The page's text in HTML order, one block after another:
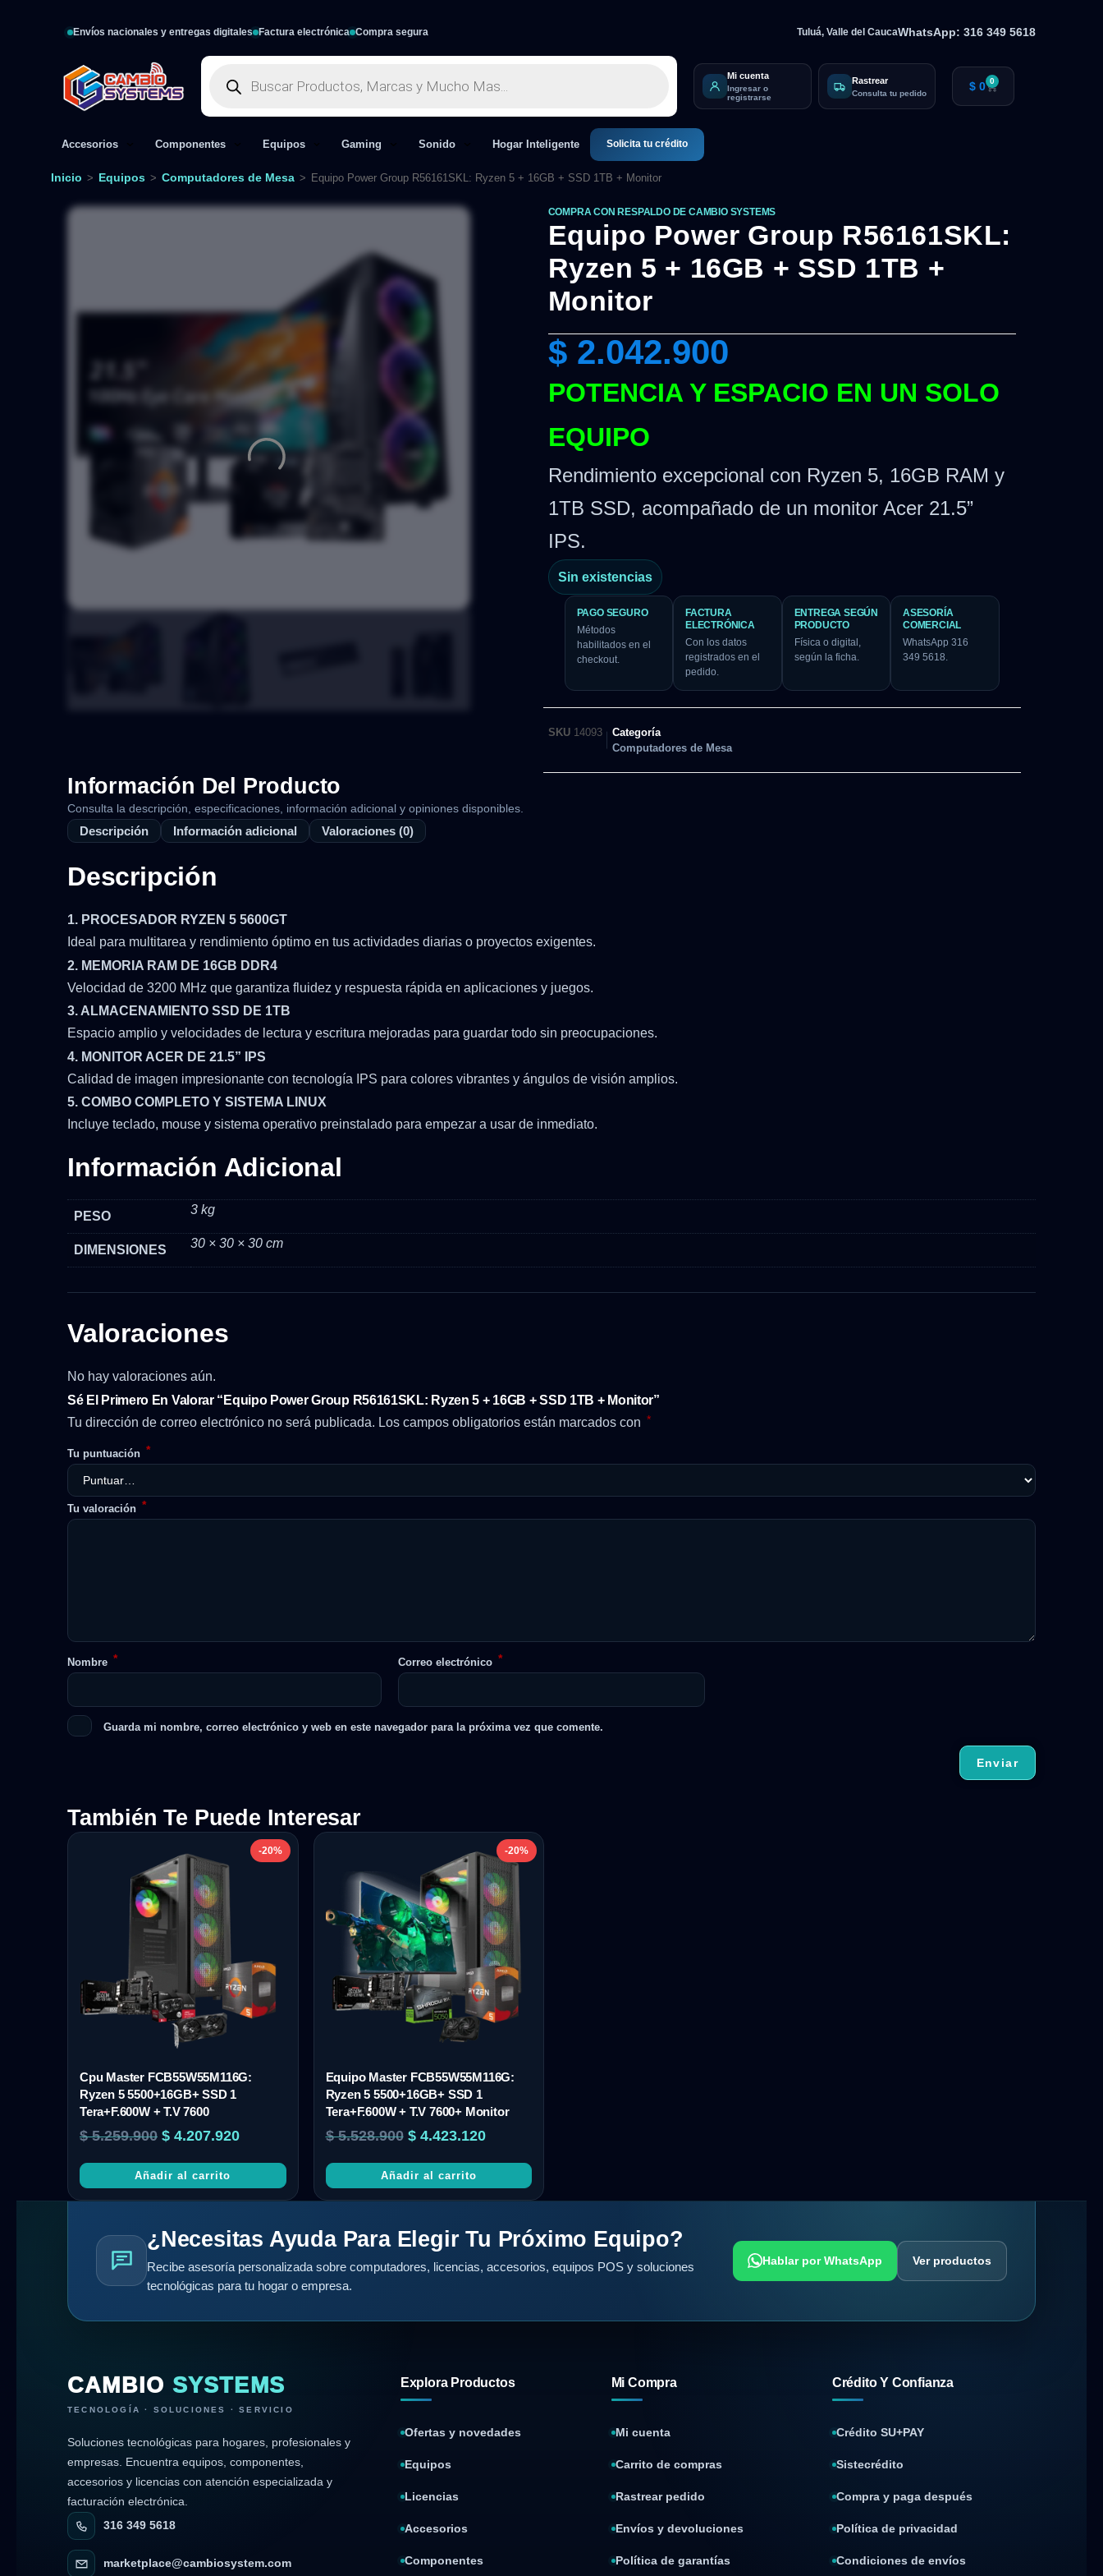
Envíos nacionales y entregas digitales Factura electrónica Compra segura Tuluá, Valle del CaucaWhatsApp: 316 349 5618
Mi cuenta
Ingresar o
registrarse
Rastrear
Consulta tu pedido $ 0 0
Accesorios Componentes Equipos Gaming Sonido Hogar Inteligente Solicita tu crédito
Inicio > Equipos > Computadores de Mesa > Equipo Power Group R56161SKL: Ryzen 5 + 16GB + SSD 1TB + Monitor
COMPRA CON RESPALDO DE CAMBIO SYSTEMS
Equipo Power Group R56161SKL:
Ryzen 5 + 16GB + SSD 1TB +
Monitor
$2.042.900
POTENCIA Y ESPACIO EN UN SOLO
EQUIPO
Rendimiento excepcional con Ryzen 5, 16GB RAM y
1TB SSD, acompañado de un monitor Acer 21.5”
IPS.
Sin existencias
PAGO SEGURO
Métodos
habilitados en el
checkout.
FACTURA
ELECTRÓNICA
Con los datos
registrados en el
pedido.
ENTREGA SEGÚN
PRODUCTO
Física o digital,
según la ficha.
ASESORÍA
COMERCIAL
WhatsApp 316
349 5618.
SKU 14093
Categoría
Computadores de Mesa
Información Del Producto
Consulta la descripción, especificaciones, información adicional y opiniones disponibles.
Descripción Información adicional Valoraciones (0)
Descripción
1. PROCESADOR RYZEN 5 5600GT
Ideal para multitarea y rendimiento óptimo en tus actividades diarias o proyectos exigentes.
2. MEMORIA RAM DE 16GB DDR4
Velocidad de 3200 MHz que garantiza fluidez y respuesta rápida en aplicaciones y juegos.
3. ALMACENAMIENTO SSD DE 1TB
Espacio amplio y velocidades de lectura y escritura mejoradas para guardar todo sin preocupaciones.
4. MONITOR ACER DE 21.5” IPS
Calidad de imagen impresionante con tecnología IPS para colores vibrantes y ángulos de visión amplios.
5. COMBO COMPLETO Y SISTEMA LINUX
Incluye teclado, mouse y sistema operativo preinstalado para empezar a usar de inmediato.
Información Adicional
PESO 3 kg
DIMENSIONES 30 × 30 × 30 cm
Valoraciones
No hay valoraciones aún.
Sé El Primero En Valorar “Equipo Power Group R56161SKL: Ryzen 5 + 16GB + SSD 1TB + Monitor”
Tu dirección de correo electrónico no será publicada. Los campos obligatorios están marcados con *
Tu puntuación *
Tu valoración *
Nombre * Correo electrónico *
Guarda mi nombre, correo electrónico y web en este navegador para la próxima vez que comente.
También Te Puede Interesar
-20%
Cpu Master FCB55W55M116G:
Ryzen 5 5500+16GB+ SSD 1
Tera+F.600W + T.V 7600
$5.259.900 $ 4.207.920
Añadir al carrito
-20%
Equipo Master FCB55W55M116G:
Ryzen 5 5500+16GB+ SSD 1
Tera+F.600W + T.V 7600+ Monitor
$5.528.900 $4.423.120
Añadir al carrito
¿Necesitas Ayuda Para Elegir Tu Próximo Equipo?
Recibe asesoría personalizada sobre computadores, licencias, accesorios, equipos POS y soluciones
tecnológicas para tu hogar o empresa.
Hablar por WhatsApp Ver productos
CAMBIO SYSTEMS
TECNOLOGÍA · SOLUCIONES · SERVICIO
Soluciones tecnológicas para hogares, profesionales y
empresas. Encuentra equipos, componentes,
accesorios y licencias con atención especializada y
facturación electrónica.
316 349 5618
marketplace@cambiosystem.com
Explora Productos
Ofertas y novedades
Equipos
Licencias
Accesorios
Componentes
Mi Compra
Mi cuenta
Carrito de compras
Rastrear pedido
Envíos y devoluciones
Política de garantías
Crédito Y Confianza
Crédito SU+PAY
Sistecrédito
Compra y paga después
Política de privacidad
Condiciones de envíos